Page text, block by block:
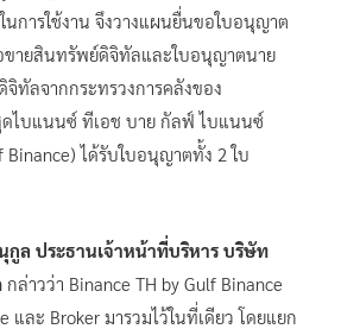
การใช้งาน จึงวางแผนยื่นขอใบอนุญาต
ายสินทรัพย์ดิจิทัลและใบอนุญาตนาย
ทัลจากกระทรวงการคลังของ
ดไบแนนซ์ ทีเอช บาย กัลฟ์ ไบแนนซ์
Binance) ได้รับใบอนุญาตทั้ง 2 ใบ
ล ประธานเจ้าหน้าที่บริหาร บริษัท
กล่าวว่า Binance TH by Gulf Binance
และ Broker มารวมไว้ในที่เดียว โดยแยก